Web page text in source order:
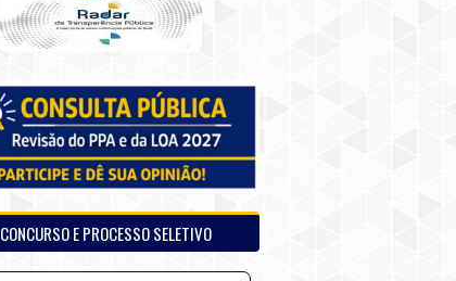
CONCURSO E PROCESSO SELETIVO